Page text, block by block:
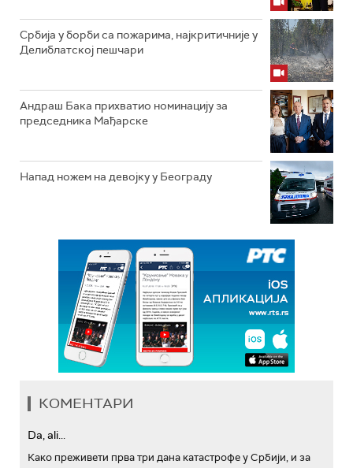
Србија у борби са пожарима, најкритичније у
Делиблатској пешчари
Андраш Бака прихватио номинацију за
председника Мађарске
Напад ножем на девојку у Београду
КОМЕНТАРИ
Da, ali...
Како преживети прва три дана катастрофе у Србији, и за